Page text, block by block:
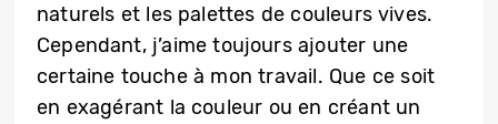
naturels et les palettes de couleurs vives.
Cependant, j’aime toujours ajouter une
certaine touche à mon travail. Que ce soit
en exagérant la couleur ou en créant un